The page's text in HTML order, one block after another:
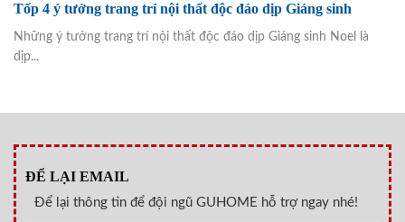
Tốp 4 ý tưởng trang trí nội thất độc đáo dịp Giáng sinh
Những ý tưởng trang trí nội thất độc đáo dịp Giáng sinh Noel là
dịp...
ĐỂ LẠI EMAIL
Để lại thông tin để đội ngũ GUHOME hỗ trợ ngay nhé!